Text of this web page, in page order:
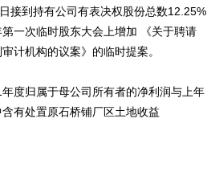
到持有公司有表决权股份总数12.25%
一次临时股东大会上增加 《关于聘请
计机构的议案》的临时提案。
度归属于母公司所有者的净利润与上年
有处置原石桥铺厂区土地收益